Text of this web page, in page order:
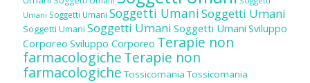
Umani Soggetti Umani Soggetti UmaniSoggetti Umani
Soggetti Umani Soggetti Umani Soggetti Umani Sviluppo
Corporeo Sviluppo Corporeo Terapie non
farmacologicheTerapie non
farmacologiche Tossicomania Tossicomania